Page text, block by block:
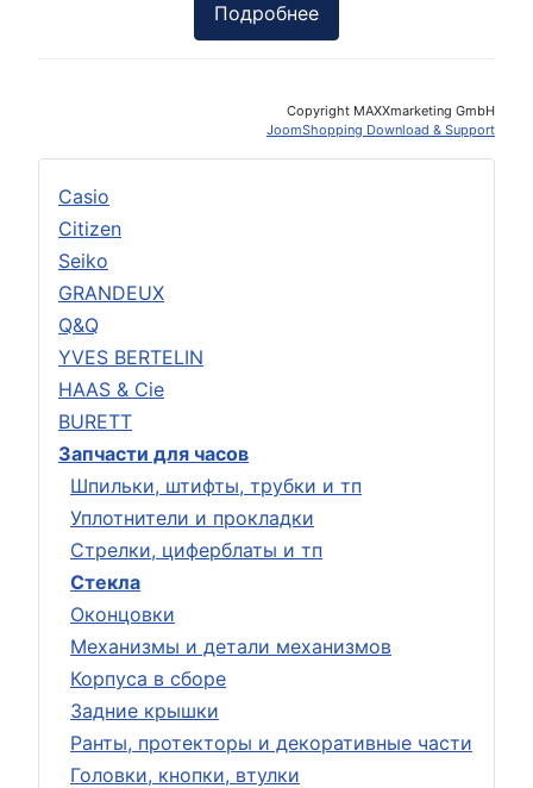
Casio
Citizen
Seiko
GRANDEUX
Q&Q
YVES BERTELIN
HAAS & Cie
BURETT
Запчасти для часов
Шпильки, штифты, трубки и тп
Уплотнители и прокладки
Стрелки, циферблаты и тп
Стекла
Оконцовки
Механизмы и детали механизмов
Корпуса в сборе
Задние крышки
Ранты, протекторы и декоративные части
Головки, кнопки, втулки
Подробнее
Copyright MAXXmarketing GmbH
JoomShopping Download & Support